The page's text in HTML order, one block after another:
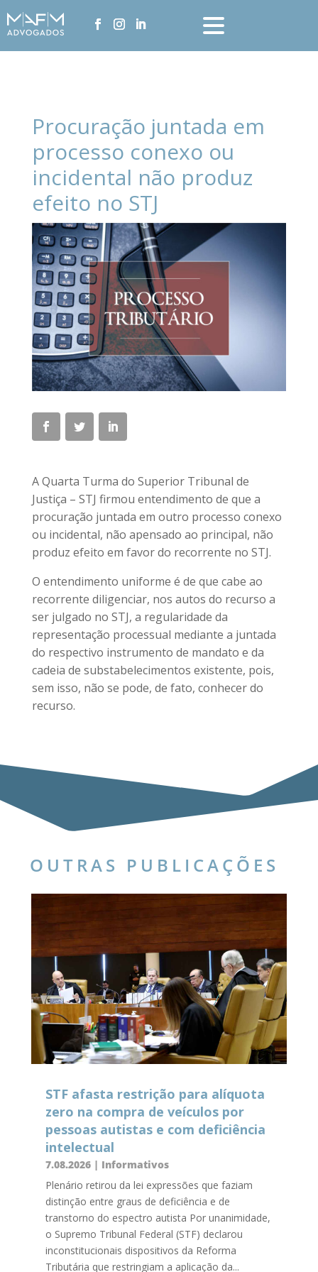
Procuração juntada em
processo conexo ou
incidental não produz
efeito no STJ
A Quarta Turma do Superior Tribunal de
Justiça – STJ firmou entendimento de que a
procuração juntada em outro processo conexo
ou incidental, não apensado ao principal, não
produz efeito em favor do recorrente no STJ.
O entendimento uniforme é de que cabe ao
recorrente diligenciar, nos autos do recurso a
ser julgado no STJ, a regularidade da
representação processual mediante a juntada
do respectivo instrumento de mandato e da
cadeia de substabelecimentos existente, pois,
sem isso, não se pode, de fato, conhecer do
recurso.
OUTRAS PUBLICAÇÕES
STF afasta restrição para alíquota
zero na compra de veículos por
pessoas autistas e com deficiência
intelectual
7.08.2026| Informativos
Plenário retirou da lei expressões que faziam
distinção entre graus de deficiência e de
transtorno do espectro autista Por unanimidade,
o Supremo Tribunal Federal (STF) declarou
inconstitucionais dispositivos da Reforma
Tributária que restringiam a aplicação da...